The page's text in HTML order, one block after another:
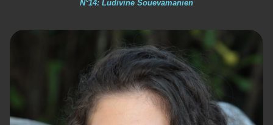
N°14: Ludivine Souevamanien